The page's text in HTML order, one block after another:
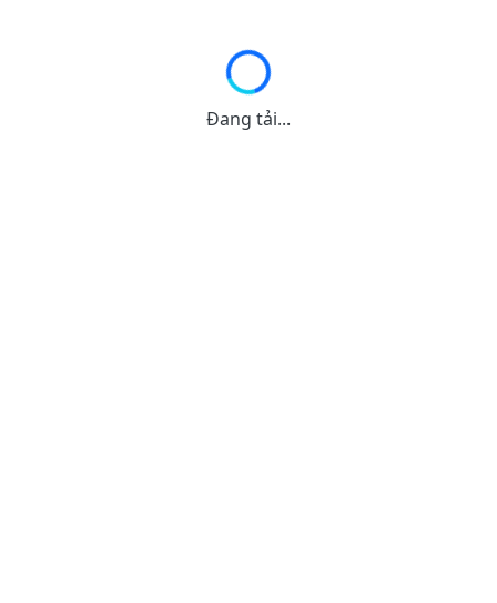
Đang tải...